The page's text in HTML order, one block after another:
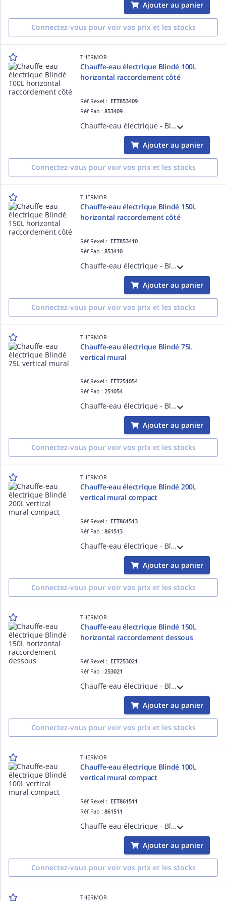
Ajouter au panier
Connectez-vous pour voir vos prix et les stocks
THERMOR
Chauffe-eau électrique Blindé 100L
horizontal raccordement côté
Réf Rexel : EET853409
Réf Fab :853409
Chauffe-eau électrique - Blindé 100L horizontal raccordement côté monophasé - livré avec 1 raccord diélectrique 3/4'
Ajouter au panier
Connectez-vous pour voir vos prix et les stocks
THERMOR
Chauffe-eau électrique Blindé 150L
horizontal raccordement côté
Réf Rexel : EET853410
Réf Fab :853410
Chauffe-eau électrique - Blindé 150L horizontal raccordement côté monophasé - livré avec 1 raccord diélectrique 3/4'
Ajouter au panier
Connectez-vous pour voir vos prix et les stocks
THERMOR
Chauffe-eau électrique Blindé 75L
vertical mural
Réf Rexel : EET251054
Réf Fab :251054
Chauffe-eau électrique - Blindé 75L vertical mural monophasé - livré avec 1 raccord diélectrique 3/4'
Ajouter au panier
Connectez-vous pour voir vos prix et les stocks
THERMOR
Chauffe-eau électrique Blindé 200L
vertical mural compact
Réf Rexel : EET861513
Réf Fab :861513
Chauffe-eau électrique - Blindé 200L vertical mural compact monophasé - équipé du double entraxe 800/700mm - livré avec 1 raccord diélectrique 3/4'
Ajouter au panier
Connectez-vous pour voir vos prix et les stocks
THERMOR
Chauffe-eau électrique Blindé 150L
horizontal raccordement dessous
Réf Rexel : EET253021
Réf Fab :253021
Chauffe-eau électrique - Blindé 150L horizontal raccordement dessous monophasé - livré avec 1 raccord diélectrique 3/4'
Ajouter au panier
Connectez-vous pour voir vos prix et les stocks
THERMOR
Chauffe-eau électrique Blindé 100L
vertical mural compact
Réf Rexel : EET861511
Réf Fab :861511
Chauffe-eau électrique - Blindé 100L vertical mural compact monophasé - livré avec 1 raccord diélectrique 3/4'
Ajouter au panier
Connectez-vous pour voir vos prix et les stocks
THERMOR